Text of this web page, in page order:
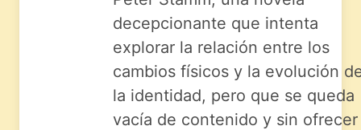
decepcionante que intenta
explorar la relación entre los
cambios físicos y la evolución
la identidad, pero que se queda
vacía de contenido y sin ofrecer